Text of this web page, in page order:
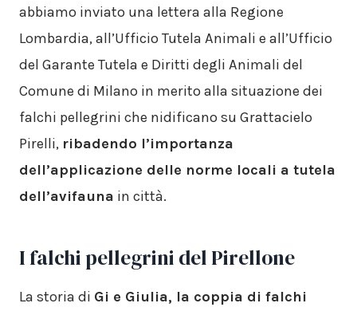
abbiamo inviato una lettera alla Regione
Lombardia, all’Ufficio Tutela Animali e all’Ufficio
del Garante Tutela e Diritti degli Animali del
Comune di Milano in merito alla situazione dei
falchi pellegrini che nidificano su Grattacielo
Pirelli, ribadendo l’importanza
dell’applicazione delle norme locali a tutela
dell’avifauna in città.
I falchi pellegrini del Pirellone
La storia di Gi e Giulia, la coppia di falchi